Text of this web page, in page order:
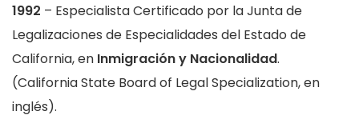
1992 – Especialista Certificado por la Junta de
Legalizaciones de Especialidades del Estado de
California, en Inmigración y Nacionalidad.
(California State Board of Legal Specialization, en
inglés).